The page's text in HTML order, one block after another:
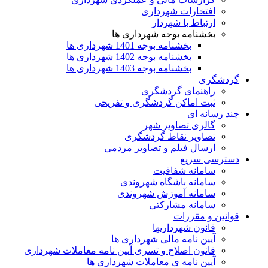
افتخارات شهرداری
ارتباط با شهردار
بخشنامه بوجه شهرداری ها
بخشنامه بوجه 1401 شهرداری ها
بخشنامه بوجه 1402 شهرداری ها
بخشنامه بوجه 1403 شهرداری ها
گردشگری
راهنمای گردشگری
ثبت اماکن گردشگری و تفریحی
چند رسانه ای
گالری تصاویر شهر
تصاویر نقاط گردشگری
ارسال فیلم و تصاویر مردمی
دسترسی سریع
سامانه شفافیت
سامانه باشگاه شهروندی
سامانه آموزش شهروندی
سامانه مشارکتی
قوانین و مقررات
قانون شهرداریها
آیین نامه مالی شهرداری ها
قانون اصلاح و تسری آیین نامه معاملات شهرداری
آیین نامه ی معاملات شهرداری ها